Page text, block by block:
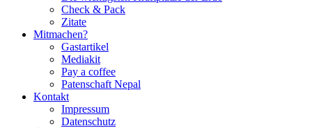
Check & Pack
Zitate
Mitmachen?
Gastartikel
Mediakit
Pay a coffee
Patenschaft Nepal
Kontakt
Impressum
Datenschutz